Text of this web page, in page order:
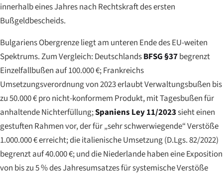
innerhalb eines Jahres nach Rechtskraft des ersten
Bußgeldbescheids.
Bulgariens Obergrenze liegt am unteren Ende des EU-weiten
Spektrums. Zum Vergleich: DeutschlandsBFSG §37begrenzt
Einzelfallbußen auf 100.000 €; Frankreichs
Umsetzungsverordnung von 2023 erlaubt Verwaltungsbußen bis
zu 50.000 € pro nicht-konformem Produkt, mit Tagesbußen für
anhaltende Nichterfüllung;Spaniens Ley 11/2023sieht einen
gestuften Rahmen vor, der für „sehr schwerwiegende“ Verstöße
1.000.000 € erreicht; die italienische Umsetzung (D.Lgs. 82/2022)
begrenzt auf 40.000 €; und die Niederlande haben eine Exposition
von bis zu 5 % des Jahresumsatzes für systemische Verstöße